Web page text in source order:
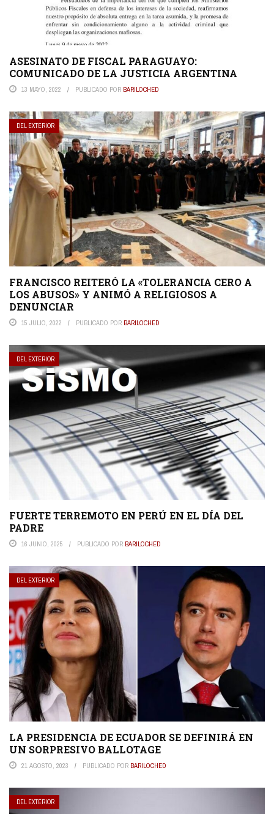
ASESINATO DE FISCAL PARAGUAYO:
COMUNICADO DE LA JUSTICIA ARGENTINA
13 MAYO, 2022 PUBLICADO POR BARILOCHED
DEL EXTERIOR
FRANCISCO REITERÓ LA «TOLERANCIA CERO A
LOS ABUSOS» Y ANIMÓ A RELIGIOSOS A
DENUNCIAR
15 JULIO, 2022 PUBLICADO POR BARILOCHED
DEL EXTERIOR
FUERTE TERREMOTO EN PERÚ EN EL DÍA DEL
PADRE
16 JUNIO, 2025 PUBLICADO POR BARILOCHED
DEL EXTERIOR
LA PRESIDENCIA DE ECUADOR SE DEFINIRÁ EN
UN SORPRESIVO BALLOTAGE
21 AGOSTO, 2023 PUBLICADO POR BARILOCHED
DEL EXTERIOR